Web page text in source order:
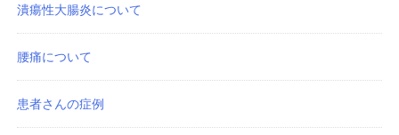
潰瘍性大腸炎について
腰痛について
患者さんの症例